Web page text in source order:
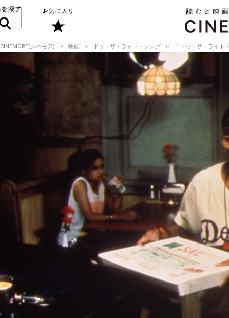
CINEMORE(シネモア) 映画 ドゥ・ザ・ライト・シング 『ドゥ・ザ・ライト